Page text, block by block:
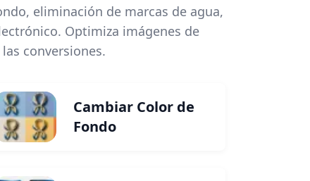
eliminación de marcas de agua,
Optimiza imágenes de
conversiones.
Cambiar Color de
Fondo